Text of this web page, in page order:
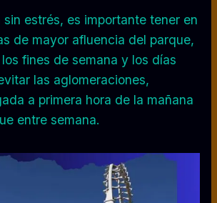
sin estrés, es importante tener en
de mayor afluencia del parque,
fines de semana y los días
las aglomeraciones,
a primera hora de la mañana
entre semana.